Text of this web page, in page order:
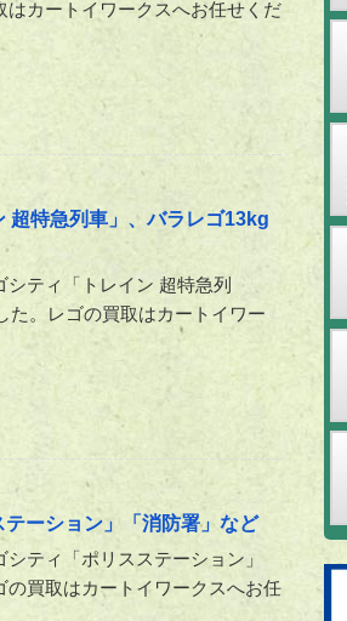
カートイワークスへお任せくだ
超特急列車」、バラレゴ13kg
ティ「トレイン 超特急列
た。レゴの買取はカートイワー
テーション」「消防署」など
ティ「ポリスステーション」
の買取はカートイワークスへお任